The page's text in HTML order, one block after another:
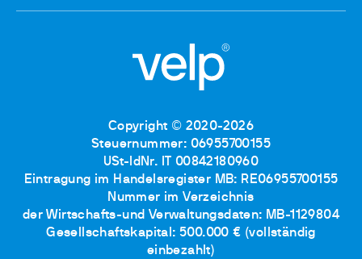
Copyright © 2020-2026
Steuernummer: 06955700155
USt-IdNr. IT 00842180960
Eintragung im Handelsregister MB: RE06955700155
Nummer im Verzeichnis
der Wirtschafts-und Verwaltungsdaten: MB-1129804
Gesellschaftskapital: 500.000 € (vollständig
einbezahlt)